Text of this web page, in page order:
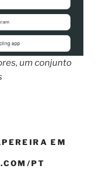
um conjunto
EM
PT